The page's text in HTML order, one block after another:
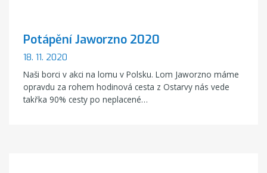
Potápění Jaworzno 2020
18. 11. 2020
Naši borci v akci na lomu v Polsku. Lom Jaworzno máme
opravdu za rohem hodinová cesta z Ostarvy nás vede
takřka 90% cesty po neplacené…